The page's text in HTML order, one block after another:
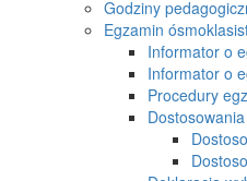
Godziny
Egzamin
Informator o
Informator o
Procedury
Dostosowania